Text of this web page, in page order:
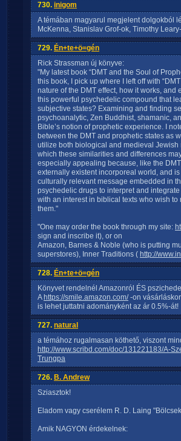
730. inigom
A témában magyarul megjelent dolgokból
McKenna, Stanislav Grof-ok, Timothy
729. Én+te+ö=gén
Rick Strassman új könyve:
"My latest book “DMT and the Soul of
this book, I pick up where I left off with
nature of the DMT effect, how it works,
this powerful psychedelic compound that
subjective states? Examining and finding
psychoanalytic, Zen Buddhist, shamanic,
Bible’s notion of prophetic experience. I
between the DMT and prophetic states as
utilize both biological and medieval
which these similarities and differences
especially appealing because, like the
externally existent incorporeal world, and
culturally relevant message embedded in
psychedelic drugs to interpret and
with an interest in biblical texts who wish
them."
"One may order the book through my site:
sign and inscribe it), or on
Amazon, Barnes & Noble (who is putting
superstores), Inner Traditions ( http://
728. Én+te+ö=gén
Könyvet rendelnél Amazonról ÉS
A https://smile.amazon.com/-on
is lehet juttatni adományként az ár 0.5%-át!
727. natural
a témához rugalmasan köthető, viszont
http://www.scribd.com/doc/131221183/A-
Trungpa
726. B. Andrew
Sziasztok!
Eladom vagy cserélem R. D. Laing
Amik NAGYON érdekelnek: